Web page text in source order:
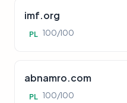
imf.org
PL 100/100
abnamro.com
PL 100/100